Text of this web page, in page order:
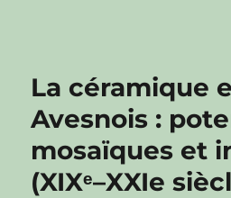
Chemin faisant
La céramique
Avesnois :
mosaïques et
(XIXᵉ–XXIe